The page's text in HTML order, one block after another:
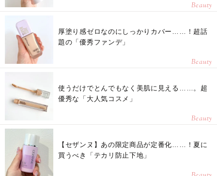
Beauty
厚塗り感ゼロなのにしっかりカバー……！超話
題の「優秀ファンデ」
Beauty
使うだけでとんでもなく美肌に見える……。超
優秀な「大人気コスメ」
Beauty
【セザンヌ】あの限定商品が定番化……！夏に
買うべき「テカリ防止下地」